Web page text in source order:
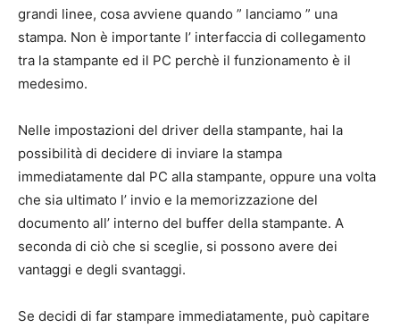
grandi linee, cosa avviene quando ” lanciamo ” una
stampa. Non è importante l’ interfaccia di collegamento
tra la stampante ed il PC perchè il funzionamento è il
medesimo.
Nelle impostazioni del driver della stampante, hai la
possibilità di decidere di inviare la stampa
immediatamente dal PC alla stampante, oppure una volta
che sia ultimato l’ invio e la memorizzazione del
documento all’ interno del buffer della stampante. A
seconda di ciò che si sceglie, si possono avere dei
vantaggi e degli svantaggi.
Se decidi di far stampare immediatamente, può capitare